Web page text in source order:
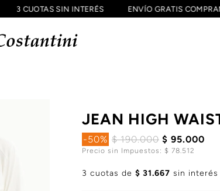
3 CUOTAS SIN INTERÉS ENVÍO GRATIS
JEAN HIGH
-50% $ 190.000 $ 95.000
Precio sin Impuestos: $ 78.512
3 cuotas de $ 31.667 sin interés